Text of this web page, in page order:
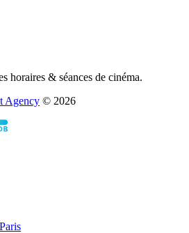
horaires & séances de cinéma.
Agency © 2026